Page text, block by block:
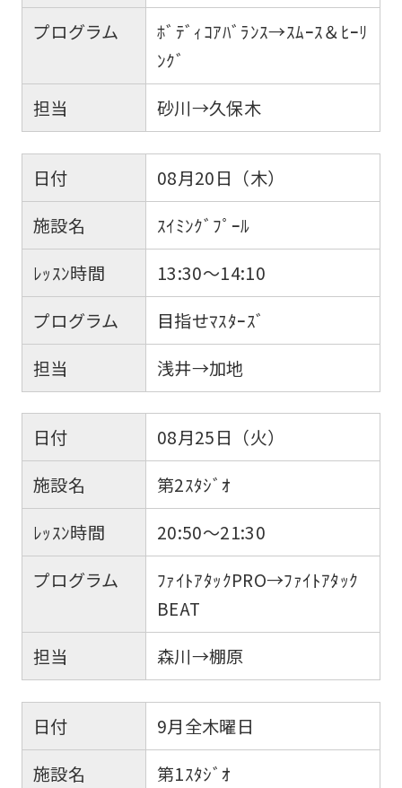
プログラム
ﾎﾞﾃﾞｨｺｱﾊﾞﾗﾝｽ→ｽﾑｰｽ＆ﾋｰﾘ
ﾝｸﾞ
担当
砂川→久保木
日付
08月20日（木）
施設名
ｽｲﾐﾝｸﾞﾌﾟｰﾙ
ﾚｯｽﾝ時間
13:30～14:10
プログラム
目指せﾏｽﾀｰｽﾞ
担当
浅井→加地
日付
08月25日（火）
施設名
第2ｽﾀｼﾞｵ
ﾚｯｽﾝ時間
20:50～21:30
プログラム
ﾌｧｲﾄｱﾀｯｸPRO→ﾌｧｲﾄｱﾀｯｸ
BEAT
担当
森川→棚原
日付
9月全木曜日
施設名
第1ｽﾀｼﾞｵ